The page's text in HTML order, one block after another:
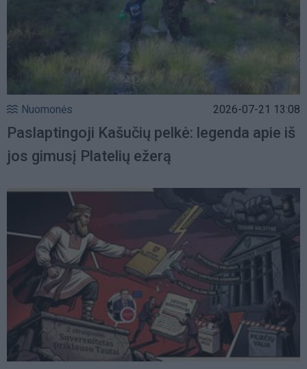
Nuomonės 2026-07-21 13:08
Paslaptingoji Kašučių pelkė: legenda apie iš
jos gimusį Platelių ežerą